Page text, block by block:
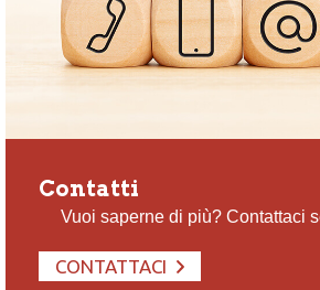
Contatti
Vuoi saperne di più? Contattaci
CONTATTACI